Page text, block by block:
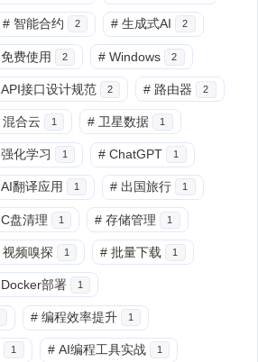
# 智能合约 2 # 生成式AI 2
免费使用 2 # Windows 2
API接口设计规范 2 # 路由器 2
混合云 1 # 卫星数据 1
强化学习 1 # ChatGPT 1
AI翻译应用 1 # 出国旅行 1
C盘清理 1 # 存储管理 1
视频嗅探 1 # 批量下载 1
Docker部署 1
# 编程效率提升 1
1 # AI编程工具实战 1